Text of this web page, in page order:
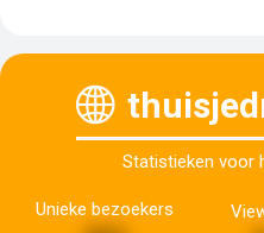
Statistieken voor
Unieke bezoekers